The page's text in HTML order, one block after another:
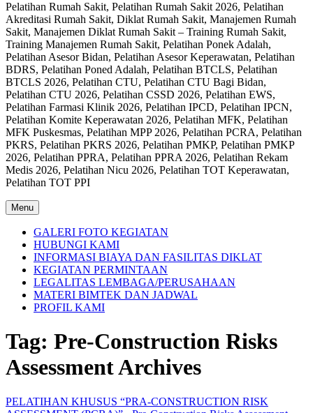
Pelatihan Rumah Sakit, Pelatihan Rumah Sakit 2026, Pelatihan
Akreditasi Rumah Sakit, Diklat Rumah Sakit, Manajemen Rumah
Sakit, Manajemen Diklat Rumah Sakit – Training Rumah Sakit,
Training Manajemen Rumah Sakit, Pelatihan Ponek Adalah,
Pelatihan Asesor Bidan, Pelatihan Asesor Keperawatan, Pelatihan
BDRS, Pelatihan Poned Adalah, Pelatihan BTCLS, Pelatihan
BTCLS 2026, Pelatihan CTU, Pelatihan CTU Bagi Bidan,
Pelatihan CTU 2026, Pelatihan CSSD 2026, Pelatihan EWS,
Pelatihan Farmasi Klinik 2026, Pelatihan IPCD, Pelatihan IPCN,
Pelatihan Komite Keperawatan 2026, Pelatihan MFK, Pelatihan
MFK Puskesmas, Pelatihan MPP 2026, Pelatihan PCRA, Pelatihan
PKRS, Pelatihan PKRS 2026, Pelatihan PMKP, Pelatihan PMKP
2026, Pelatihan PPRA, Pelatihan PPRA 2026, Pelatihan Rekam
Medis 2026, Pelatihan Nicu 2026, Pelatihan TOT Keperawatan,
Pelatihan TOT PPI
Menu
GALERI FOTO KEGIATAN
HUBUNGI KAMI
INFORMASI BIAYA DAN FASILITAS DIKLAT
KEGIATAN PERMINTAAN
LEGALITAS LEMBAGA/PERUSAHAAN
MATERI BIMTEK DAN JADWAL
PROFIL KAMI
Tag: Pre-Construction Risks
Assessment Archives
PELATIHAN KHUSUS “PRA-CONSTRUCTION RISK